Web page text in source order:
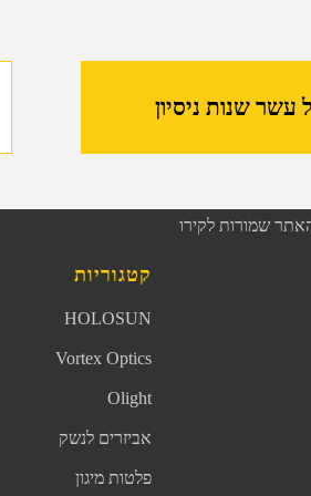
עשר שנות ניסיון
שמורות לקירו
קטגוריות
HOLOSUN
Vortex Optics
Olight
אביזרים לנשק
פלטות מיגון